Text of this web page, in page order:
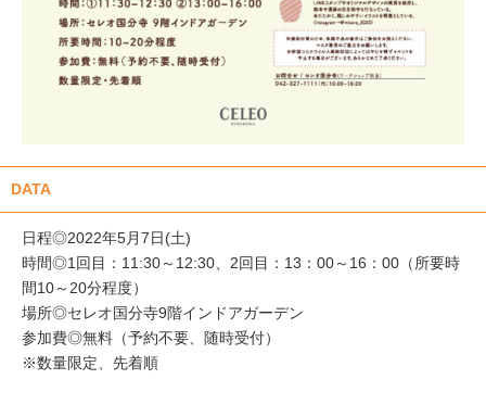
DATA
日程◎2022年5月7日(土)
時間◎1回目：11:30～12:30、2回目：13：00～16：00（所要時
間10～20分程度）
場所◎セレオ国分寺9階インドアガーデン
参加費◎無料（予約不要、随時受付）
※数量限定、先着順